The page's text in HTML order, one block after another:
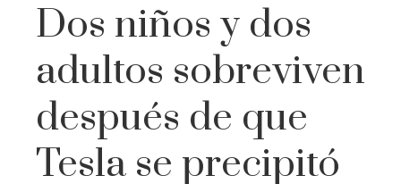
Dos niños y dos
adultos sobreviven
después de que
Tesla se precipitó